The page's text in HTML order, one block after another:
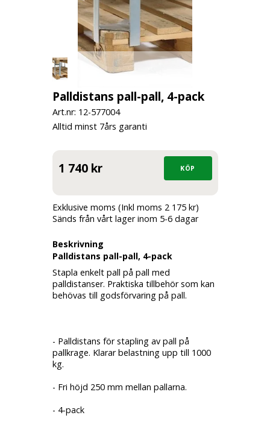
Palldistans pall-pall, 4-pack
Art.nr: 12-577004
Alltid minst 7års garanti
1 740 kr
Exklusive moms (Inkl moms 2 175 kr)
Sänds från vårt lager inom 5-6 dagar
Beskrivning
Palldistans pall-pall, 4-pack
Stapla enkelt pall på pall med
palldistanser. Praktiska tillbehör som kan
behövas till godsförvaring på pall.
- Palldistans för stapling av pall på
pallkrage. Klarar belastning upp till 1000
kg.
- Fri höjd 250 mm mellan pallarna.
- 4-pack